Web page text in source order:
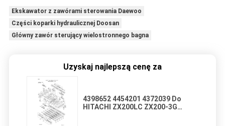
Ekskawator z zawórami sterowania Daewoo
Części koparki hydraulicznej Doosan
Główny zawór sterujący wielostronnego bagna
Uzyskaj najlepszą cenę za
4398652 4454201 4372039 Do
HITACHI ZX200LC ZX200-3G